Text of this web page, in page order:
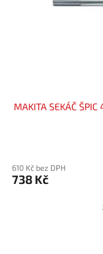
MAKITA SEKÁČ
610 Kč bez DPH
738 Kč